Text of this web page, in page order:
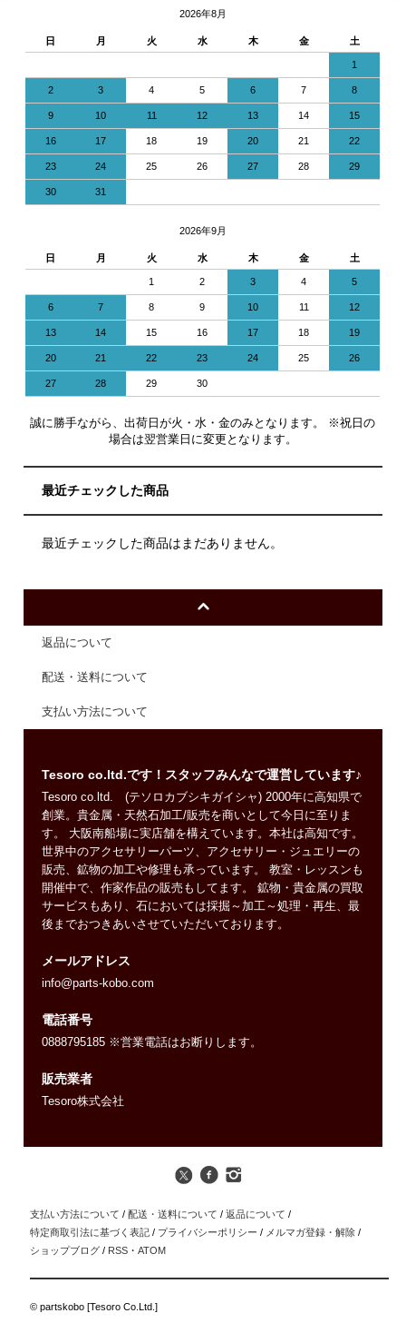
2026年8月
日 月 火 水 木 金 土
1
2 3 4 5 6 7 8
9 10 11 12 13 14 15
16 17 18 19 20 21 22
23 24 25 26 27 28 29
30 31
2026年9月
日 月 火 水 木 金 土
1 2 3 4 5
6 7 8 9 10 11 12
13 14 15 16 17 18 19
20 21 22 23 24 25 26
27 28 29 30
誠に勝手ながら、出荷日が火・水・金のみとなります。 ※祝日の
場合は翌営業日に変更となります。
最近チェックした商品
最近チェックした商品はまだありません。
返品について
配送・送料について
支払い方法について
Tesoro co.ltd.です！スタッフみんなで運営しています♪
Tesoro co.ltd. (テソロカブシキガイシャ) 2000年に高知県で
創業。貴金属・天然石加工/販売を商いとして今日に至りま
す。 大阪南船場に実店舗を構えています。本社は高知です。
世界中のアクセサリーパーツ、アクセサリー・ジュエリーの
販売、鉱物の加工や修理も承っています。 教室・レッスンも
開催中で、作家作品の販売もしてます。 鉱物・貴金属の買取
サービスもあり、石においては採掘～加工～処理・再生、最
後までおつきあいさせていただいております。
メールアドレス
info@parts-kobo.com
電話番号
0888795185 ※営業電話はお断りします。
販売業者
Tesoro株式会社
支払い方法について / 配送・送料について / 返品について /
特定商取引法に基づく表記 / プライバシーポリシー / メルマガ登録・解除 /
ショップブログ / RSS ・ATOM
© partskobo [Tesoro Co.Ltd.]